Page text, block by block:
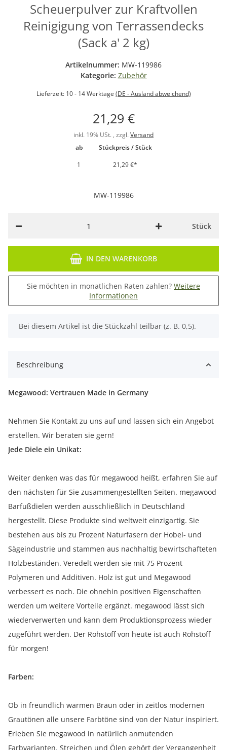
Scheuerpulver zur Kraftvollen
Reinigigung von Terrassendecks
(Sack a' 2 kg)
Artikelnummer: MW-119986
Kategorie: Zubehör
Lieferzeit: 10 - 14 Werktage (DE - Ausland abweichend)
21,29 €
inkl. 19% USt. , zzgl. Versand
ab
Stückpreis / Stück
1
21,29 €*
MW-119986
Stück
IN DEN WARENKORB
Sie möchten in monatlichen Raten zahlen? Weitere
Informationen
x
Bei diesem Artikel ist die Stückzahl teilbar (z. B. 0,5).
Beschreibung
Megawood: Vertrauen Made in Germany
Nehmen Sie Kontakt zu uns auf und lassen sich ein Angebot
erstellen. Wir beraten sie gern!
Jede Diele ein Unikat:
Weiter denken was das für megawood heißt, erfahren Sie auf
den nächsten für Sie zusammengestellten Seiten. megawood
Barfußdielen werden ausschließlich in Deutschland
hergestellt. Diese Produkte sind weltweit einzigartig. Sie
bestehen aus bis zu Prozent Naturfasern der Hobel- und
Sägeindustrie und stammen aus nachhaltig bewirtschafteten
Holzbeständen. Veredelt werden sie mit 75 Prozent
Polymeren und Additiven. Holz ist gut und Megawood
verbessert es noch. Die ohnehin positiven Eigenschaften
werden um weitere Vorteile ergänzt. megawood lässt sich
wiederverwerten und kann dem Produktionsprozess wieder
zugeführt werden. Der Rohstoff von heute ist auch Rohstoff
für morgen!
Farben:
Ob in freundlich warmen Braun oder in zeitlos modernen
Grautönen alle unsere Farbtöne sind von der Natur inspiriert.
Erleben Sie megawood in natürlich anmutenden
Farbvarianten. Streichen und Ölen gehört der Vergangenheit